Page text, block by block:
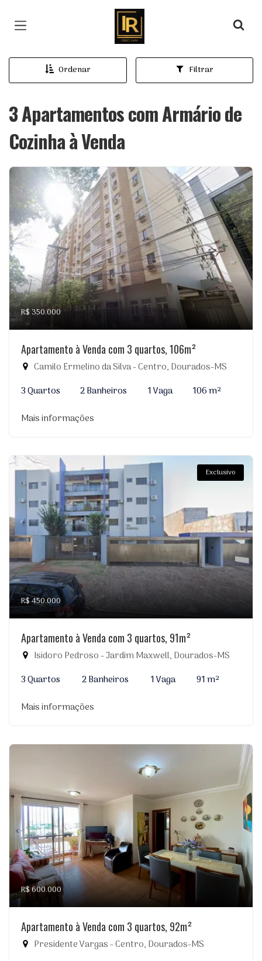
Página inicial
Ordenar Filtrar
3 Apartamentos com Armário de
Cozinha à Venda
R$ 350.000
Apartamento à Venda com 3 quartos, 106m²
Camilo Ermelino da Silva - Centro, Dourados-MS
3 Quartos
2 Banheiros 1 Vaga
106 m²
Mais informações
Exclusivo
R$ 450.000
Apartamento à Venda com 3 quartos, 91m²
Isidoro Pedroso - Jardim Maxwell, Dourados-MS
3 Quartos
2 Banheiros 1 Vaga
91 m²
Mais informações
R$ 600.000
Apartamento à Venda com 3 quartos, 92m²
Presidente Vargas - Centro, Dourados-MS